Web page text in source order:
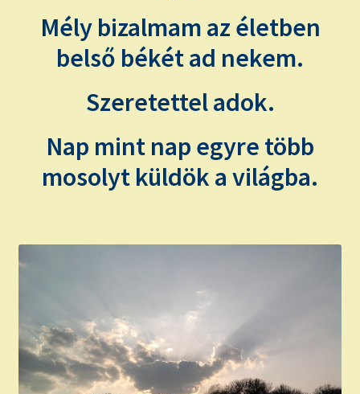
Mély bizalmam az életben
belső békét ad nekem.
Szeretettel adok.
Nap mint nap egyre több
mosolyt küldök a világba.